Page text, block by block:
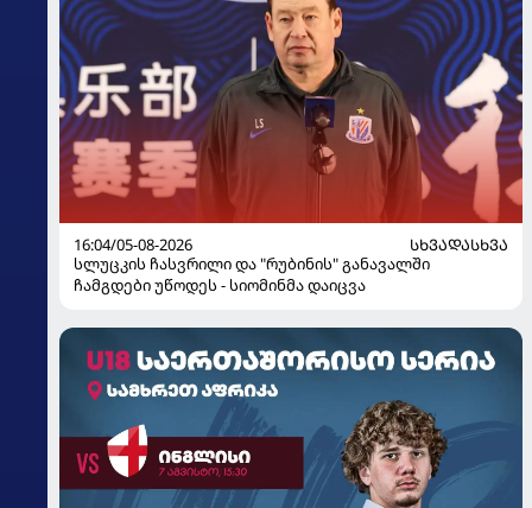
16:04/05-08-2026
ᲡᲮᲕᲐᲓᲐᲡᲮᲕᲐ
სლუცკის ჩასვრილი და "რუბინის" განავალში
ჩამგდები უწოდეს - სიომინმა დაიცვა